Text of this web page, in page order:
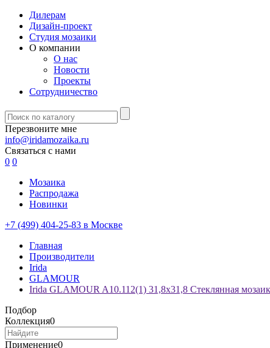
Дилерам
Дизайн-проект
Студия мозаики
О компании
О нас
Новости
Проекты
Сотрудничество
Перезвоните мне
info@iridamozaika.ru
Связаться с нами
0 0
Мозаика
Распродажа
Новинки
+7 (499) 404-25-83 в Москве
Главная
Производители
Irida
GLAMOUR
Irida GLAMOUR A10.112(1) 31,8x31,8 Стеклянная
Подбор
Коллекция0
Применение0